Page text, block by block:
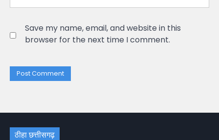
Save my name, email, and website in this
browser for the next time I comment.
ठीहा छत्तीसगढ़